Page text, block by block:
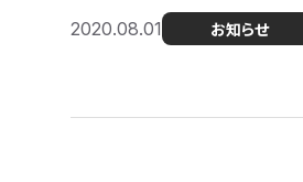
2020.08.01 お知らせ